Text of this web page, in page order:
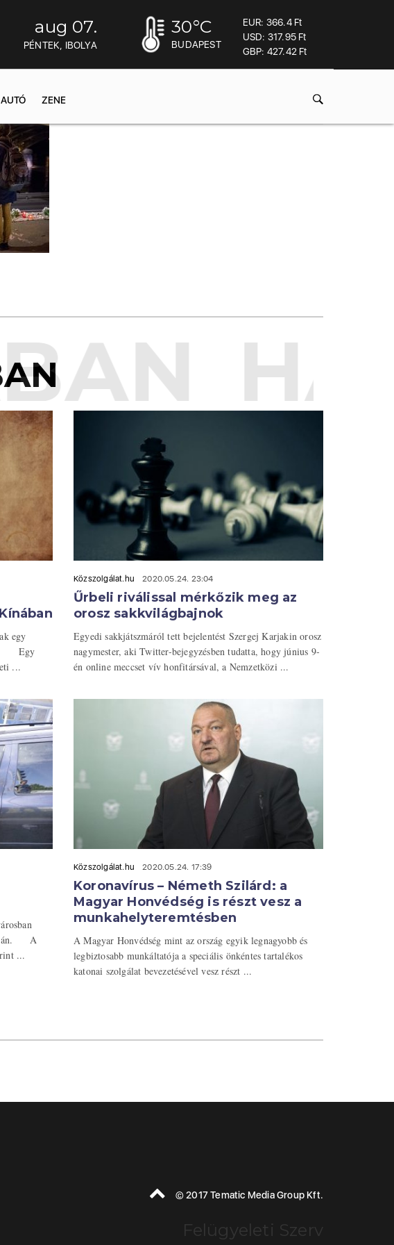
aug 07.
PÉNTEK, IBOLYA
30°C
BUDAPEST
EUR: 366.4 Ft
USD: 317.95 Ft
GBP: 427.42 Ft
AUTÓ ZENE
egy
Egy
...
Közszolgálat.hu 2020.05.24. 23:04
Űrbeli riválissal mérkőzik meg az
orosz sakkvilágbajnok
Egyedi sakkjátszmáról tett bejelentést Szergej Karjakin orosz
nagymester, aki Twitter-bejegyzésben tudatta, hogy június 9-
én online meccset vív honfitársával, a Nemzetközi ...
A
...
Közszolgálat.hu 2020.05.24. 17:39
Koronavírus – Németh Szilárd: a
Magyar Honvédség is részt vesz a
munkahelyteremtésben
A Magyar Honvédség mint az ország egyik legnagyobb és
legbiztosabb munkáltatója a speciális önkéntes tartalékos
katonai szolgálat bevezetésével vesz részt ...
© 2017 Tematic Media Group Kft.
Felügyeleti Szerv